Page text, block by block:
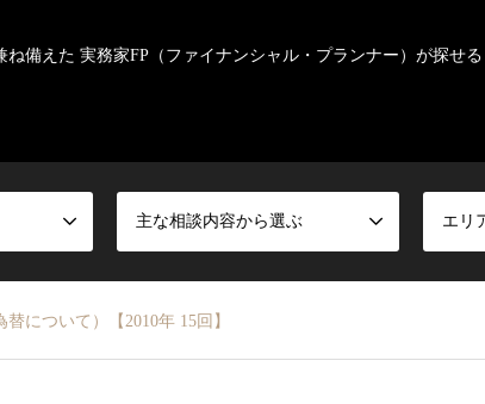
ね備えた 実務家FP（ファイナンシャル・プランナー）が探せ
主な相談内容から選ぶ エリ
について）【2010年 15回】